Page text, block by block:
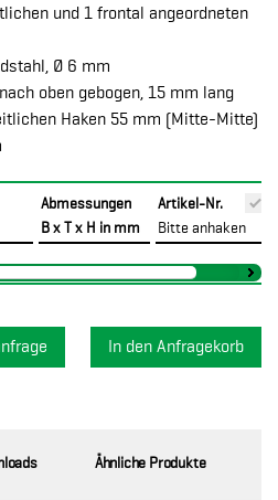
und 1 frontal angeordneten
Ø 6 mm
oben gebogen, 15 mm lang
Haken 55 mm (Mitte-Mitte)
Abmessungen
B x T x H in mm
Artikel-Nr.
Bitte anhaken
Ähnliche Produkte